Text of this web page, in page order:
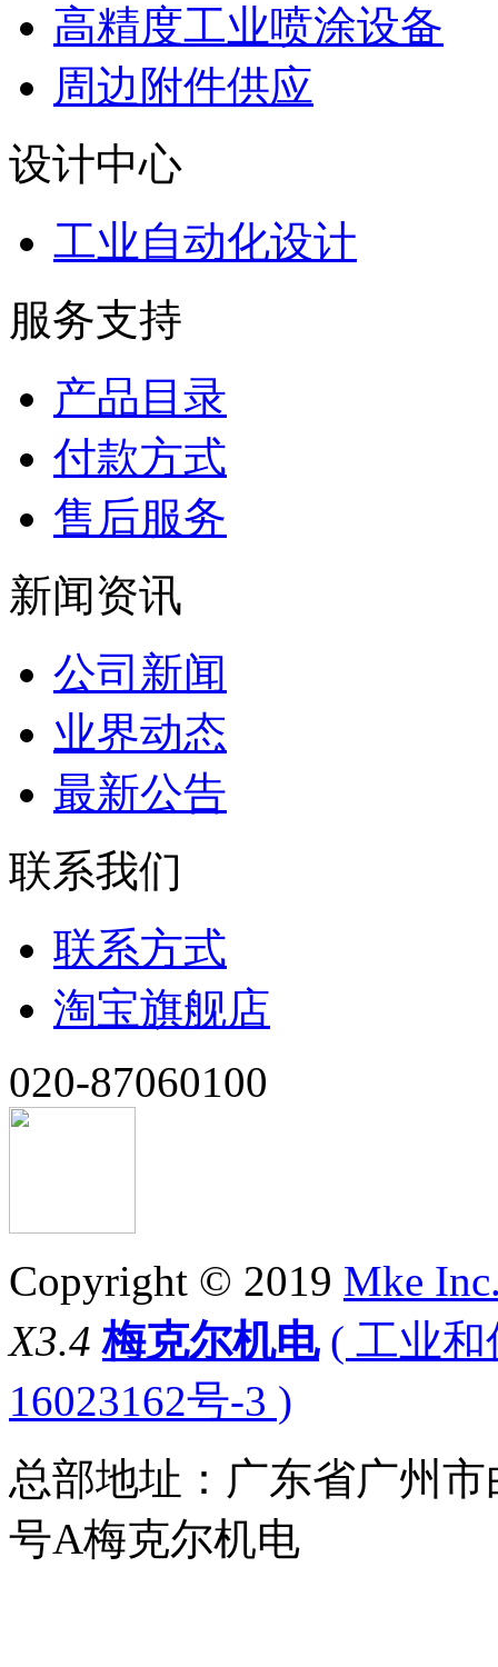
高精度工业喷涂设备
周边附件供应
设计中心
工业自动化设计
服务支持
产品目录
付款方式
售后服务
新闻资讯
公司新闻
业界动态
最新公告
联系我们
联系方式
淘宝旗舰店
020-87060100
Copyright © 2019 Mke
X3.4 梅克尔机电 ( 工业和
16023162号-3 )
总部地址：广东省广州
号A梅克尔机电